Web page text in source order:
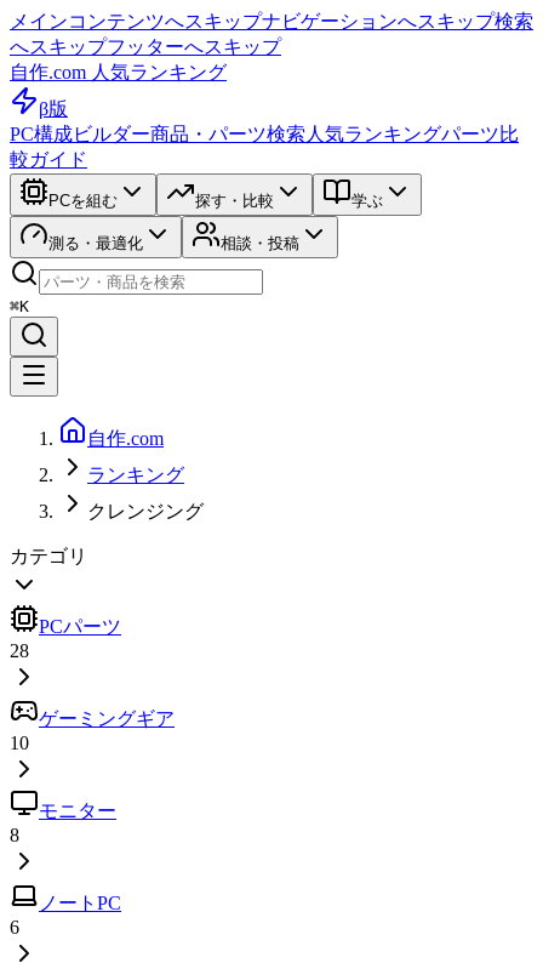
メインコンテンツへスキップナビゲーションへスキップ検索
へスキップフッターへスキップ
自作.com 人気ランキング
β版
PC構成ビルダー商品・パーツ検索 人気ランキングパーツ比
較ガイド
PCを組む 探す・比較 学ぶ
測る・最適化 相談・投稿
⌘K
自作.com
ランキング
クレンジング
カテゴリ
PCパーツ
28
ゲーミングギア
10
モニター
8
ノートPC
6